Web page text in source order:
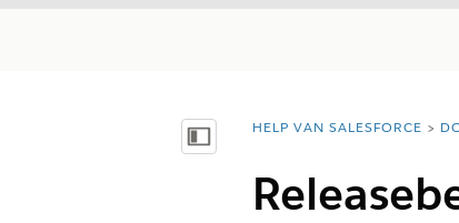
Inhoudsopgave weergeven
U bent hier:
HELP VAN SALESFORCE